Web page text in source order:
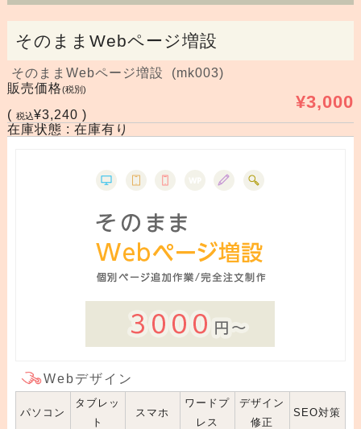
そのままWebページ増設
そのままWebページ増設 (mk003)
販売価格(税別)
¥3,000
( 税込¥3,240 )
在庫状態 : 在庫有り
Webデザイン
パソコン
タブレッ
ト
スマホ
ワードプ
レス
デザイン
修正
SEO対策